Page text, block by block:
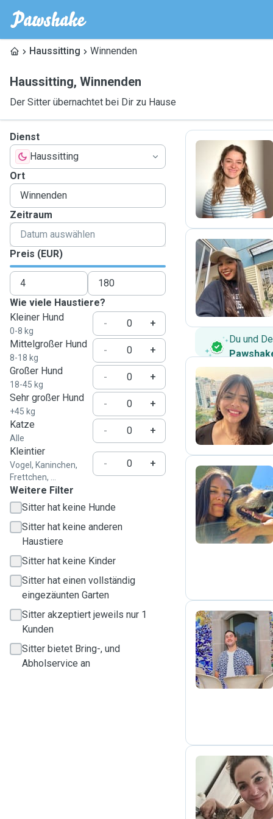
Haussitting Winnenden
Haussitting, Winnenden
Der Sitter übernachtet bei Dir zu Hause
Dienst
Haussitting
Ort
Zeitraum
Preis (EUR)
Wie viele Haustiere?
Kleiner Hund
0-8 kg
-
+
Mittelgroßer Hund
8-18 kg
-
+
Großer Hund
18-45 kg
-
+
Sehr großer Hund
+45 kg
-
+
Katze
Alle
-
+
Kleintier
Vogel, Kaninchen,
Frettchen, ...
- +
Weitere Filter
Sitter hat keine Hunde
Sitter hat keine anderen
Haustiere
Sitter hat keine Kinder
Sitter hat einen vollständig
eingezäunten Garten
Sitter akzeptiert jeweils nur 1
Kunden
Sitter bietet Bring-, und
Abholservice an
M
M
Du und
I
F
M
T